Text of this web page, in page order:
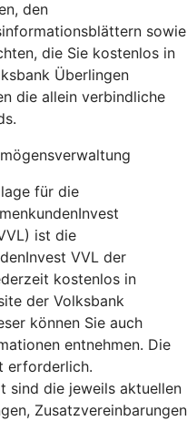
den
sowie
die Sie kostenlos in
Überlingen
die allein verbindliche
für die
ist die
VVL der
kostenlos in
der Volksbank
können Sie auch
entnehmen. Die
erforderlich.
sind die jeweils aktuellen
Zusatzvereinbarungen